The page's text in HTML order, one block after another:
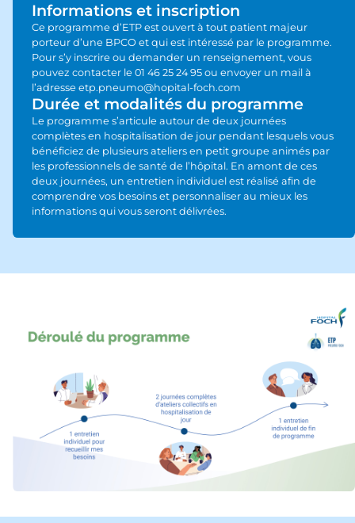
Informations et inscription
Ce programme d’ETP est ouvert à tout patient majeur
porteur d’une BPCO et qui est intéressé par le programme.
Pour s’y inscrire ou demander un renseignement, vous
pouvez contacter le 01 46 25 24 95 ou envoyer un mail à
l’adresse etp.pneumo@hopital-foch.com
Durée et modalités du programme
Le programme s’articule autour de deux journées
complètes en hospitalisation de jour pendant lesquels vous
bénéficiez de plusieurs ateliers en petit groupe animés par
les professionnels de santé de l’hôpital. En amont de ces
deux journées, un entretien individuel est réalisé afin de
comprendre vos besoins et personnaliser au mieux les
informations qui vous seront délivrées.